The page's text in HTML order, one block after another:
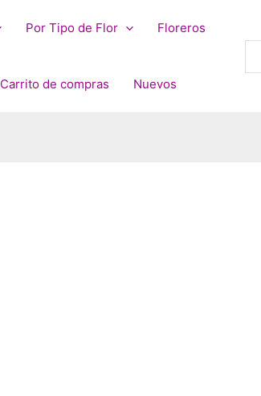
Por Tipo de Flor Floreros
Carrito de compras Nuevos